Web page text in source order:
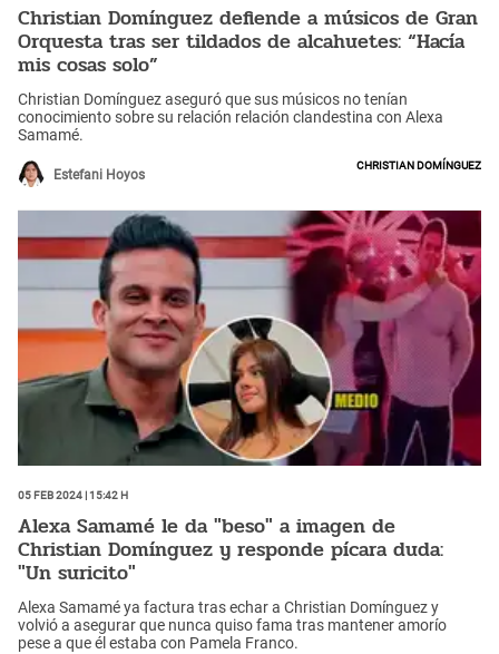
Christian Domínguez defiende a músicos de Gran
Orquesta tras ser tildados de alcahuetes: “Hacía
mis cosas solo”
Christian Domínguez aseguró que sus músicos no tenían
conocimiento sobre su relación relación clandestina con Alexa
Samamé.
Estefani Hoyos
Christian Domínguez
05 Feb 2024 | 15:42 h
Alexa Samamé le da "beso" a imagen de
Christian Domínguez y responde pícara duda:
"Un suricito"
Alexa Samamé ya factura tras echar a Christian Domínguez y
volvió a asegurar que nunca quiso fama tras mantener amorío
pese a que él estaba con Pamela Franco.